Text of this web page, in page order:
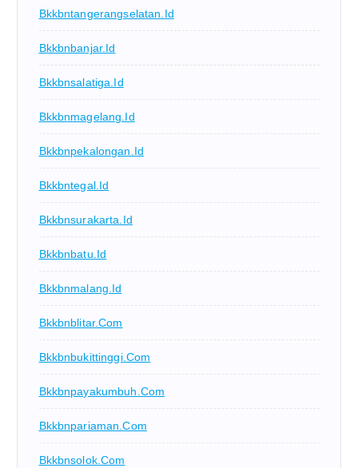
Bkkbntangerangselatan.id
Bkkbnbanjar.id
Bkkbnsalatiga.id
Bkkbnmagelang.id
Bkkbnpekalongan.id
Bkkbntegal.id
Bkkbnsurakarta.id
Bkkbnbatu.id
Bkkbnmalang.id
Bkkbnblitar.com
Bkkbnbukittinggi.com
Bkkbnpayakumbuh.com
Bkkbnpariaman.com
Bkkbnsolok.com